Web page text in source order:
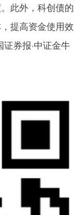
此外，科创债的
提高资金使用效
券报·中证金牛